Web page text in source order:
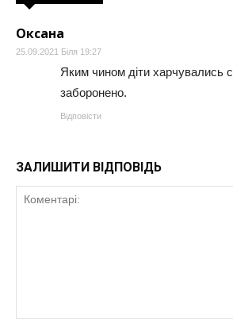
Оксана
25.09.2021 Біля 19:27
Яким чином діти харчувались
заборонено.
Відповісти
ЗАЛИШИТИ ВІДПОВІДЬ